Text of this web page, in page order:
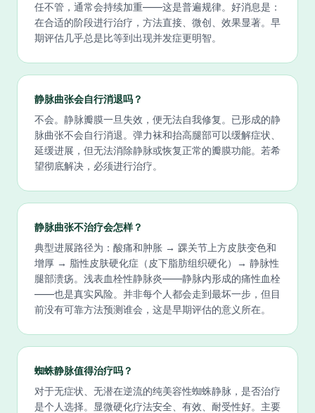
任不管，通常会持续加重——这是普遍规律。好消息是：
在合适的阶段进行治疗，方法直接、微创、效果显著。早
期评估几乎总是比等到出现并发症更明智。
静脉曲张会自行消退吗？
不会。静脉瓣膜一旦失效，便无法自我修复。已形成的静
脉曲张不会自行消退。弹力袜和抬高腿部可以缓解症状、
延缓进展，但无法消除静脉或恢复正常的瓣膜功能。若希
望彻底解决，必须进行治疗。
静脉曲张不治疗会怎样？
典型进展路径为：酸痛和肿胀 → 踝关节上方皮肤变色和
增厚 → 脂性皮肤硬化症（皮下脂肪组织硬化）→ 静脉性
腿部溃疡。浅表血栓性静脉炎——静脉内形成的痛性血栓
——也是真实风险。并非每个人都会走到最坏一步，但目
前没有可靠方法预测谁会，这是早期评估的意义所在。
蜘蛛静脉值得治疗吗？
对于无症状、无潜在逆流的纯美容性蜘蛛静脉，是否治疗
是个人选择。显微硬化疗法安全、有效、耐受性好。主要